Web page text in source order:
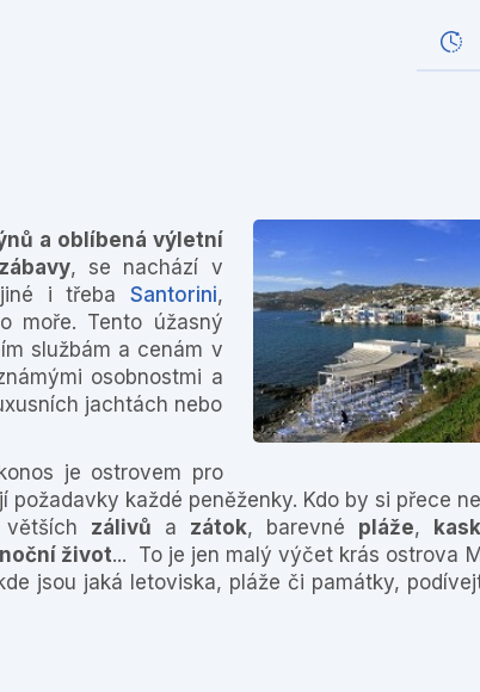
a oblíbená výletní
, se nachází v
i třeba Santorini,
moře. Tento úžasný
službám a cenám v
osobnostmi a
jachtách nebo
je ostrovem pro
každé peněženky. Kdo by si přece
zálivů a zátok, barevné pláže,
noční život... To je jen malý výčet krás ostrova
jsou jaká letoviska, pláže či památky,